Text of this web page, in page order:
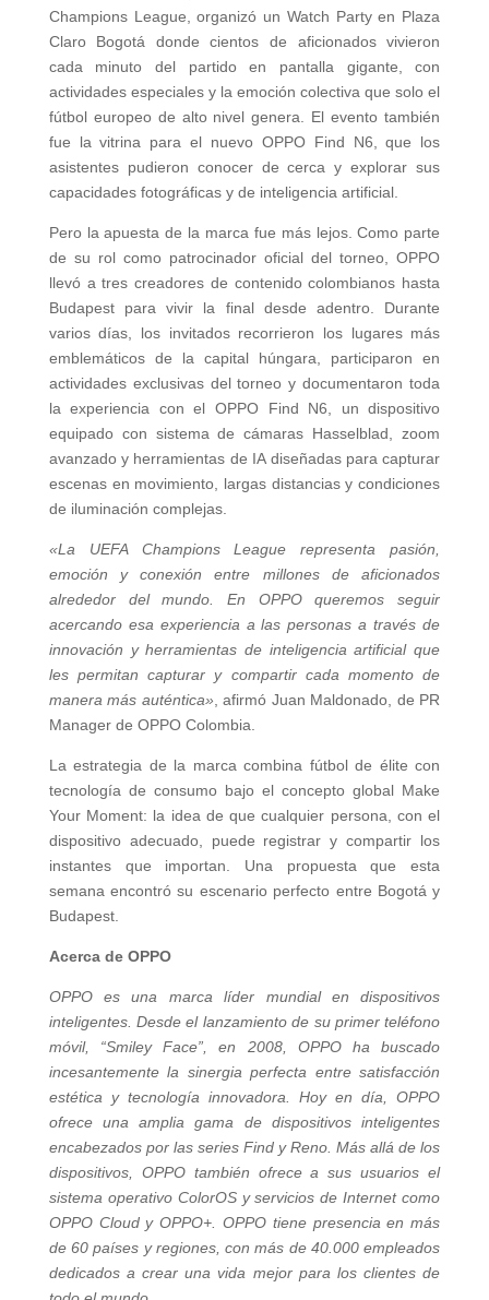
Champions League, organizó un Watch Party en Plaza
Claro Bogotá donde cientos de aficionados vivieron
cada minuto del partido en pantalla gigante, con
actividades especiales y la emoción colectiva que solo el
fútbol europeo de alto nivel genera. El evento también
fue la vitrina para el nuevo OPPO Find N6, que los
asistentes pudieron conocer de cerca y explorar sus
capacidades fotográficas y de inteligencia artificial.
Pero la apuesta de la marca fue más lejos. Como parte
de su rol como patrocinador oficial del torneo, OPPO
llevó a tres creadores de contenido colombianos hasta
Budapest para vivir la final desde adentro. Durante
varios días, los invitados recorrieron los lugares más
emblemáticos de la capital húngara, participaron en
actividades exclusivas del torneo y documentaron toda
la experiencia con el OPPO Find N6, un dispositivo
equipado con sistema de cámaras Hasselblad, zoom
avanzado y herramientas de IA diseñadas para capturar
escenas en movimiento, largas distancias y condiciones
de iluminación complejas.
«La UEFA Champions League representa pasión,
emoción y conexión entre millones de aficionados
alrededor del mundo. En OPPO queremos seguir
acercando esa experiencia a las personas a través de
innovación y herramientas de inteligencia artificial que
les permitan capturar y compartir cada momento de
manera más auténtica», afirmó Juan Maldonado, de PR
Manager de OPPO Colombia.
La estrategia de la marca combina fútbol de élite con
tecnología de consumo bajo el concepto global Make
Your Moment: la idea de que cualquier persona, con el
dispositivo adecuado, puede registrar y compartir los
instantes que importan. Una propuesta que esta
semana encontró su escenario perfecto entre Bogotá y
Budapest.
Acerca de OPPO
OPPO es una marca líder mundial en dispositivos
inteligentes. Desde el lanzamiento de su primer teléfono
móvil, “Smiley Face”, en 2008, OPPO ha buscado
incesantemente la sinergia perfecta entre satisfacción
estética y tecnología innovadora. Hoy en día, OPPO
ofrece una amplia gama de dispositivos inteligentes
encabezados por las series Find y Reno. Más allá de los
dispositivos, OPPO también ofrece a sus usuarios el
sistema operativo ColorOS y servicios de Internet como
OPPO Cloud y OPPO+. OPPO tiene presencia en más
de 60 países y regiones, con más de 40.000 empleados
dedicados a crear una vida mejor para los clientes de